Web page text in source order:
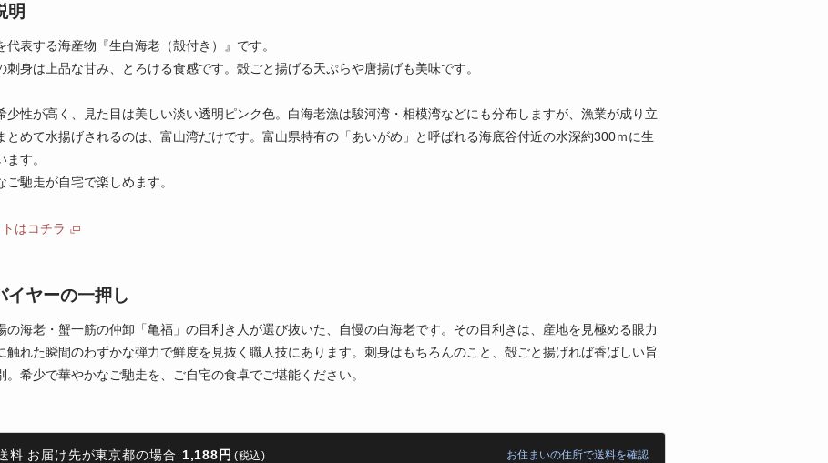
明
代表する海産物『生白海老（殻付き）』です。
刺身は上品な甘み、とろける食感です。殻ごと揚げる天ぷらや唐揚げも美味です。
少性が高く、見た目は美しい淡い透明ピンク色。白海老漁は駿河湾・相模湾などにも分布しますが、漁業が成り立
とめて水揚げされるのは、富山湾だけです。富山県特有の「あいがめ」と呼ばれる海底谷付近の水深約300ｍに生
ます。
ご馳走が自宅で楽しめます。
はコチラ
イヤーの一押し
の海老・蟹一筋の仲卸「亀福」の目利き人が選び抜いた、自慢の白海老です。その目利きは、産地を見極める眼力
触れた瞬間のわずかな弾力で鮮度を見抜く職人技にあります。刺身はもちろんのこと、殻ごと揚げれば香ばしい旨
。希少で華やかなご馳走を、ご自宅の食卓でご堪能ください。
料 お届け先が東京都の場合 1,188円 (税込) お住まいの住所で送料を確認